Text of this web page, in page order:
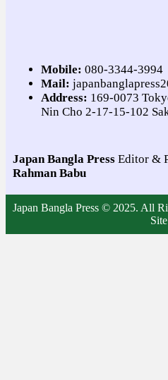
Mobile: 080-3344-3994
Mail:
Address: 169-0073
Nin Cho 2-17-15-102
Japan Bangla Press Editor &
Rahman Babu
Japan Bangla Press © 2025. All